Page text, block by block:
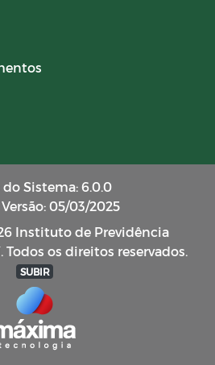
do Sistema: 6.0.0
05/03/2025
Instituto de Previdência
os direitos reservados.
SUBIR